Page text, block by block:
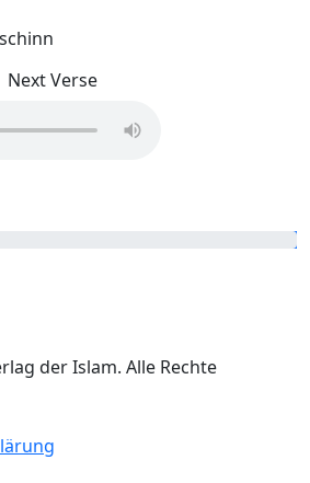
Next Verse
der Islam. Alle Rechte